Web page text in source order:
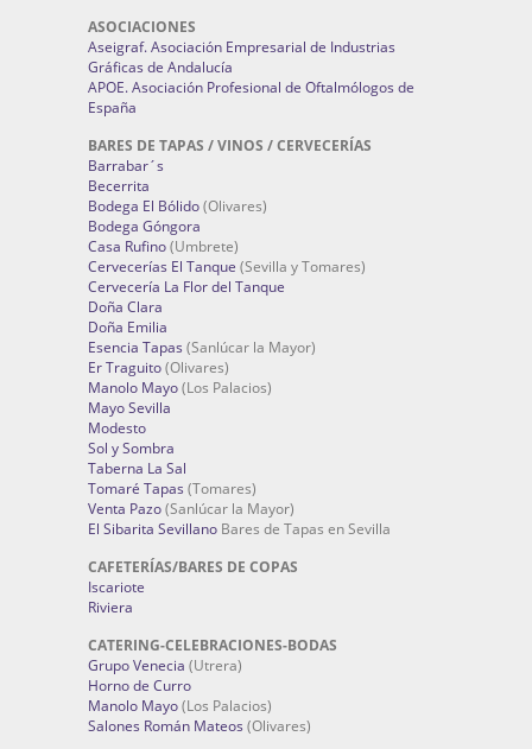
ASOCIACIONES
Aseigraf. Asociación Empresarial de Industrias
Gráficas de Andalucía
APOE. Asociación Profesional de Oftalmólogos de
España
BARES DE TAPAS / VINOS / CERVECERÍAS
Barrabar´s
Becerrita
Bodega El Bólido(Olivares)
Bodega Góngora
Casa Rufino(Umbrete)
Cervecerías El Tanque (Sevilla y Tomares)
Cervecería La Flor del Tanque
Doña Clara
Doña Emilia
Esencia Tapas (Sanlúcar la Mayor)
Er Traguito(Olivares)
Manolo Mayo(Los Palacios)
Mayo Sevilla
Modesto
Sol y Sombra
Taberna La Sal
Tomaré Tapas (Tomares)
Venta Pazo(Sanlúcar la Mayor)
El Sibarita Sevillano Bares de Tapas en Sevilla
CAFETERÍAS/BARES DE COPAS
Iscariote
Riviera
CATERING-CELEBRACIONES-BODAS
Grupo Venecia (Utrera)
Horno de Curro
Manolo Mayo(Los Palacios)
Salones Román Mateos (Olivares)